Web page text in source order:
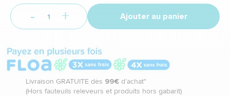
- + Ajouter au panier
Livraison GRATUITE dès 99€ d’achat*
(Hors fauteuils releveurs et produits hors gabarit)